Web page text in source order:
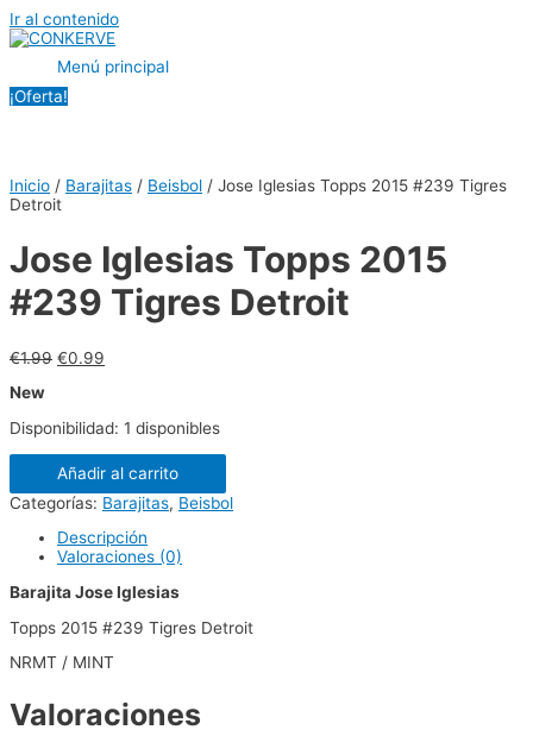
Ir al contenido
Menú principal
¡Oferta!
Inicio / Barajitas / Beisbol / Jose Iglesias Topps 2015 #239 Tigres
Detroit
Jose Iglesias Topps 2015
#239 Tigres Detroit
€1.99 €0.99
New
Disponibilidad: 1 disponibles
Añadir al carrito
Categorías: Barajitas, Beisbol
Descripción
Valoraciones (0)
Barajita Jose Iglesias
Topps 2015 #239 Tigres Detroit
NRMT / MINT
Valoraciones